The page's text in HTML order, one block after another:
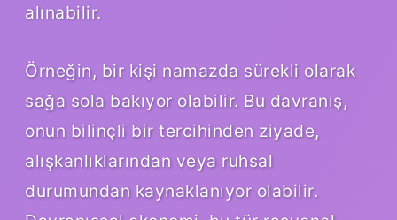
alınabilir.
Örneğin, bir kişi namazda sürekli olarak
sağa sola bakıyor olabilir. Bu davranış,
onun bilinçli bir tercihinden ziyade,
alışkanlıklarından veya ruhsal
durumundan kaynaklanıyor olabilir.